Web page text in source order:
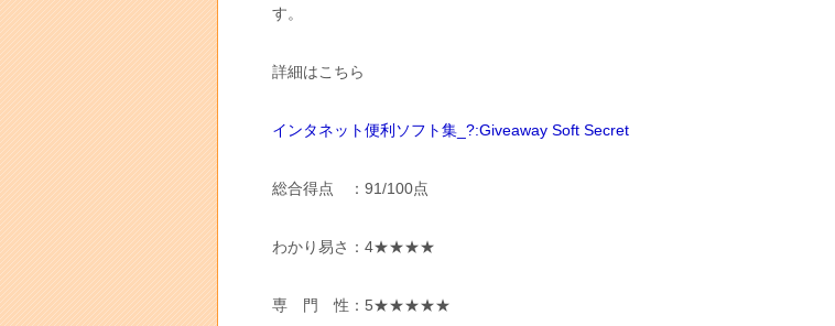
す。
詳細はこちら
インタネット便利ソフト集_?:Giveaway Soft Secret
総合得点 ：91/100点
わかり易さ：4★★★★
専 門 性：5★★★★★